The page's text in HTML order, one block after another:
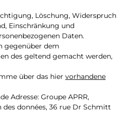
Löschung, Widerspruch
Einschränkung und
Daten.
gegenüber dem
des geltend gemacht werden,
über das hier vorhandene
Adresse: Groupe APRR,
données, 36 rue Dr Schmitt